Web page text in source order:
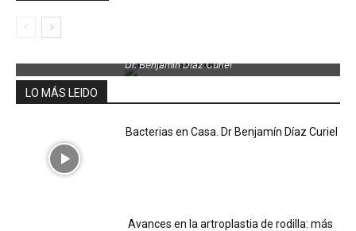
Dr. Benjamin Díaz Curiel
LO MÁS LEIDO
Bacterias en Casa. Dr Benjamín Díaz Curiel
Avances en la artroplastia de rodilla: más